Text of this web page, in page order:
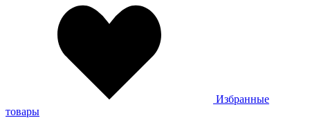
Избранные
товары